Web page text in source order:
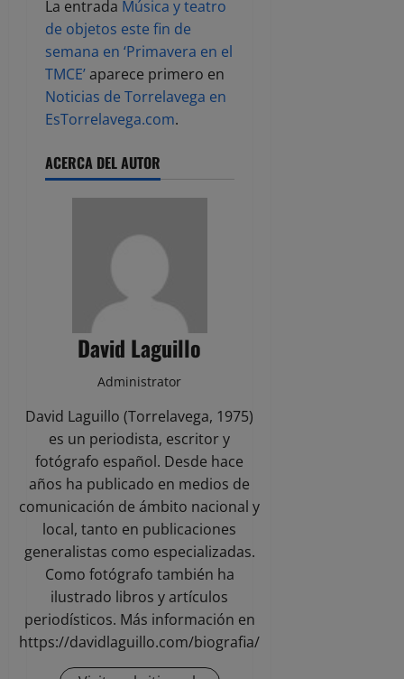
La entrada Música y teatro
de objetos este fin de
semana en ‘Primavera en el
TMCE’aparece primero en
Noticias de Torrelavega en
EsTorrelavega.com.
ACERCA DEL AUTOR
David Laguillo
Administrator
David Laguillo (Torrelavega, 1975)
es un periodista, escritor y
fotógrafo español. Desde hace
años ha publicado en medios de
comunicación de ámbito nacional y
local, tanto en publicaciones
generalistas como especializadas.
Como fotógrafo también ha
ilustrado libros y artículos
periodísticos. Más información en
https://davidlaguillo.com/biografia/